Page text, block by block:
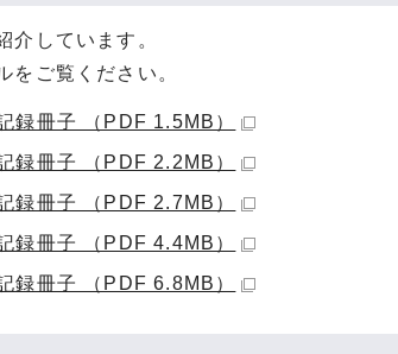
介しています。
をご覧ください。
録冊子 （PDF 1.5MB）
録冊子 （PDF 2.2MB）
録冊子 （PDF 2.7MB）
録冊子 （PDF 4.4MB）
録冊子 （PDF 6.8MB）